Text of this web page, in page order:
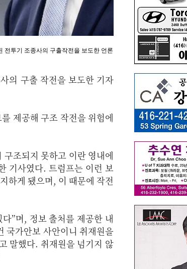
전투기 조종사의 구출작전을 보도한 언론
의 구출 작전을 보도한 기자
제공해 구조 작전을 위험에
조되지 못하고 이란 영내에
기사였다. 트럼프는 이런 보
하게 됐으며, 이 때문에 작전
”며, 정보 출처를 제공한 내
국가안보 사안이니 취재원을
말했다. 취재원을 넘기지 않